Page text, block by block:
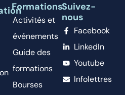
Formations
Activités et
événements
Guide des
formations
Bourses
Suivez-
nous
Facebook
LinkedIn
Youtube
Infolettres